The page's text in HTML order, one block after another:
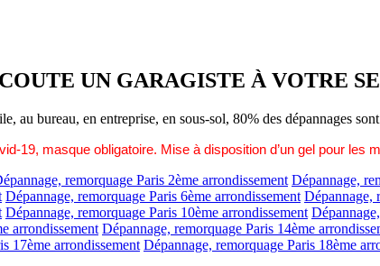
UN GARAGISTE À VOTRE
au bureau, en entreprise, en sous-sol, 80% des dépannages
19, masque obligatoire. Mise à disposition d’un gel pour les
remorquage Paris 2ème arrondissement Dépannage,
Dépannage, remorquage Paris 6ème arrondissement Dépannage,
Dépannage, remorquage Paris 10ème arrondissement
arrondissement Dépannage, remorquage Paris 14ème
17ème arrondissement Dépannage, remorquage Paris 18ème